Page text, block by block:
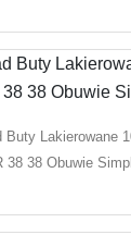
Buty Lakierowane
38 38 Obuwie